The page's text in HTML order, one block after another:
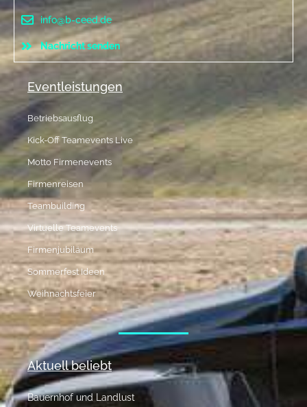
info@b-ceed.de
Nachricht senden
Eventleistungen
Betriebsausflug
Kick-Off Teamevents Live
Motto Firmenevents
Firmenreisen
Teambuilding
Virtuelle Teamevents
Firmenjubiläum
Sommerfest Ideen
Weihnachtsfeier
Aktuell beliebt
Bauernhof und Landlust